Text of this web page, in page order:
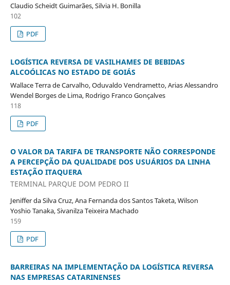
Claudio Scheidt Guimarães, Silvia H. Bonilla
102
PDF
LOGÍSTICA REVERSA DE VASILHAMES DE BEBIDAS
ALCOÓLICAS NO ESTADO DE GOIÁS
Wallace Terra de Carvalho, Oduvaldo Vendrametto, Arias Alessandro
Wendel Borges de Lima, Rodrigo Franco Gonçalves
118
PDF
O VALOR DA TARIFA DE TRANSPORTE NÃO CORRESPONDE
A PERCEPÇÃO DA QUALIDADE DOS USUÁRIOS DA LINHA
ESTAÇÃO ITAQUERA
TERMINAL PARQUE DOM PEDRO II
Jeniffer da Silva Cruz, Ana Fernanda dos Santos Taketa, Wilson
Yoshio Tanaka, Sivanilza Teixeira Machado
159
PDF
BARREIRAS NA IMPLEMENTAÇÃO DA LOGÍSTICA REVERSA
NAS EMPRESAS CATARINENSES